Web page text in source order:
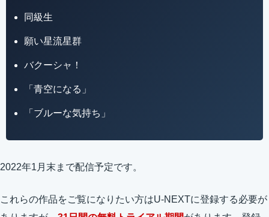
同級生
願い星流星群
バクーシャ！
「青空になる」
「ブルーな気持ち」
2022年1月末まで配信予定です。
これらの作品をご覧になりたい方はU-NEXTに登録する必要が